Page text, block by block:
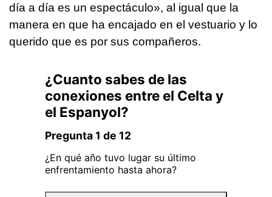
día a día es un espectáculo», al igual que la
manera en que ha encajado en el vestuario y lo
querido que es por sus compañeros.